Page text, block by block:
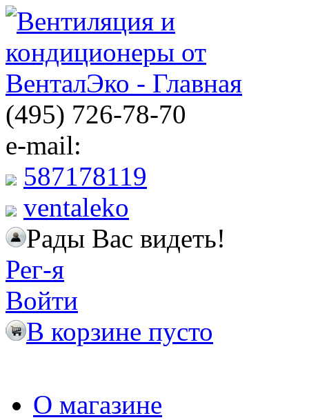
(495) 726-78-70
e-mail:
587178119
ventaleko
Рады Вас видеть!
Рег-я
Войти
В корзине пусто
О магазине